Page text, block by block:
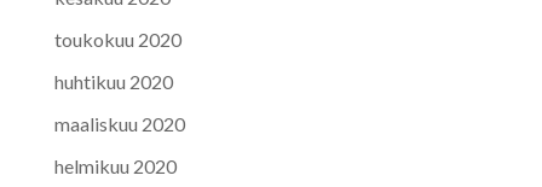
toukokuu 2020
huhtikuu 2020
maaliskuu 2020
helmikuu 2020